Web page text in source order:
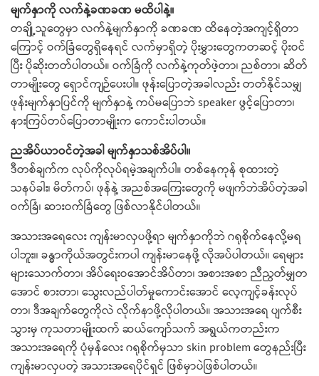
မျက်နှာကို လက်နဲ့ခဏခဏ မထိပါနဲ့။
တချို့သူတွေမှာ လက်နဲ့မျက်နှာကို ခဏခဏ ထိနေတဲ့အကျင့်ရှိတာ
ကြောင့် ဝက်ခြံတွေရှိနေရင် လက်မှာရှိတဲ့ ပိုးမွှားတွေကတဆင့် ပိုးဝင်
ပြီး ပိုဆိုးတတ်ပါတယ်။ ဝက်ခြံကို လက်နဲ့ကုတ်ဖဲ့တာ၊ ညစ်တာ၊ ဆိတ်
တာမျိုးတွေ ရှောင်ကျဉ်ပေးပါ။ ဖုန်းပြောတဲ့အခါလည်း တတ်နိုင်သမျှ
ဖုန်းမျက်နှာပြင်ကို မျက်နှာနဲ့ ကပ်မပြောဘဲ speaker ဖွင့်ပြောတာ၊
နားကြပ်တပ်ပြောတာမျိုးက ကောင်းပါတယ်။
ညအိပ်ယာဝင်တဲ့အခါ မျက်နှာသစ်အိပ်ပါ။
ဒီတစ်ချက်က လုပ်ကိုလုပ်ရမဲ့အချက်ပါ။ တစ်နေကုန် စုထားတဲ့
သနပ်ခါး၊ မိတ်ကပ်၊ ဖုန်နဲ့ အညစ်အကြေးတွေကို မဖျက်ဘဲအိပ်တဲ့အခါ
ဝက်ခြံ၊ ဆားဝက်ခြံတွေ ဖြစ်လာနိုင်ပါတယ်။
အသားအရေလေး ကျန်းမာလှပဖို့ရာ မျက်နှာကိုဘဲ ဂရုစိုက်နေလို့မရ
ပါဘူး၊၊ ခန္ဓာကိုယ်အတွင်းကပါ ကျန်းမာနေဖို့ လိုအပ်ပါတယ်။ ရေများ
များ​သောက်တာ၊ အိပ်ရေးဝအောင်အိပ်တာ၊ အစားအစာ ညီညွတ်မျှတ
အောင် စားတာ၊ သွေးလည်ပါတ်မှုကောင်းအောင် လေ့ကျင့်ခန်းလုပ်
တာ၊ ဒီအချက်တွေကိုလဲ လိုက်နာဖို့လိုပါတယ်။ အသားအရေ ပျက်စီး
သွားမှ ကုသတာမျိုးထက် ဆယ်ကျော်သက် အရွယ်ကတည်းက
အသားအရေကို ပုံမှန်​လေး ဂရုစိုက်မှသာ skin problem တွေနည်းပြီး
ကျန်းမာလှပတဲ့ အသားအရေပိုင်ရှင် ဖြစ်မှာပဲဖြစ်ပါတယ်။